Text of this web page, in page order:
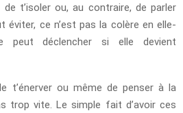
t’isoler ou, au contraire, de parler
éviter, ce n’est pas la colère en elle-
peut déclencher si elle devient
t’énerver ou même de penser à la
trop vite. Le simple fait d’avoir ces